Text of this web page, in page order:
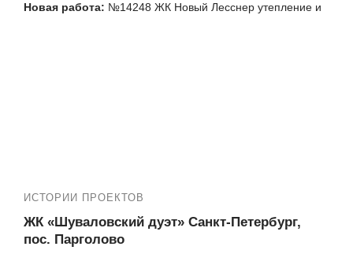
Новая работа: №14248 ЖК Новый Лесснер утепление и
✅ Установка панорамных окон и входных дверей
✅ Остекление, утепление и отделка лоджий под ключ
ИСТОРИИ ПРОЕКТОВ
ЖК «Шуваловский дуэт» Санкт-Петербург,
пос. Парголово